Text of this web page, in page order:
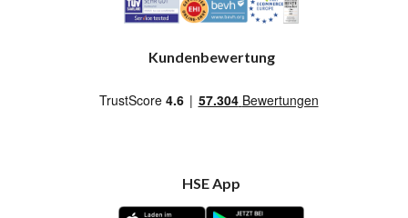
Kundenbewertung
HSE App